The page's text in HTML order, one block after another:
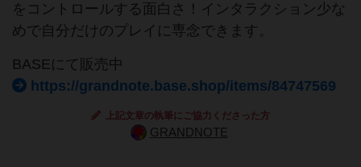
をコントロールする面白さ！インタラクション少な
めで自分だけのプレイに専念できます。
BASEにて販売中
https://grandnote.base.shop/items/84747569
上記文章の執筆にご協力くださった方
GRANDNOTE